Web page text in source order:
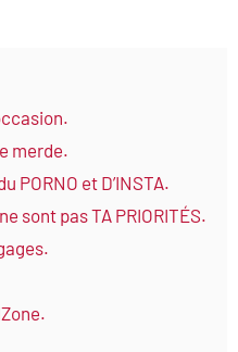
merde.
PORNO et D’INSTA.
sont pas TA PRIORITÉS.